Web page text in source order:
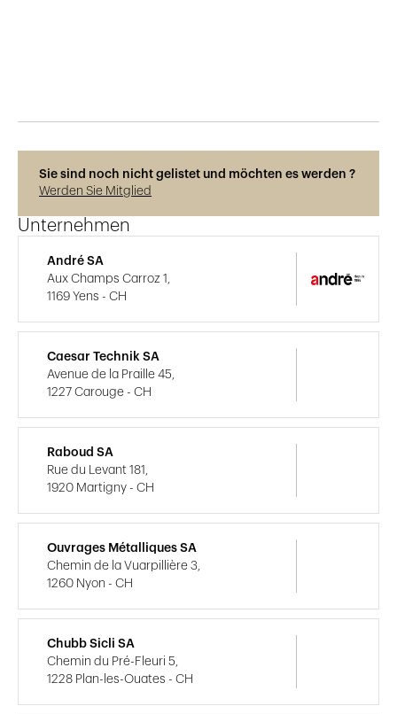
Sie sind noch nicht gelistet und möchten es werden ?
Werden Sie Mitglied
Unternehmen
André SA
Aux Champs Carroz 1,
1169 Yens - CH
Caesar Technik SA
Avenue de la Praille 45,
1227 Carouge - CH
Raboud SA
Rue du Levant 181,
1920 Martigny - CH
Ouvrages Métalliques SA
Chemin de la Vuarpillière 3,
1260 Nyon - CH
Chubb Sicli SA
Chemin du Pré-Fleuri 5,
1228 Plan-les-Ouates - CH